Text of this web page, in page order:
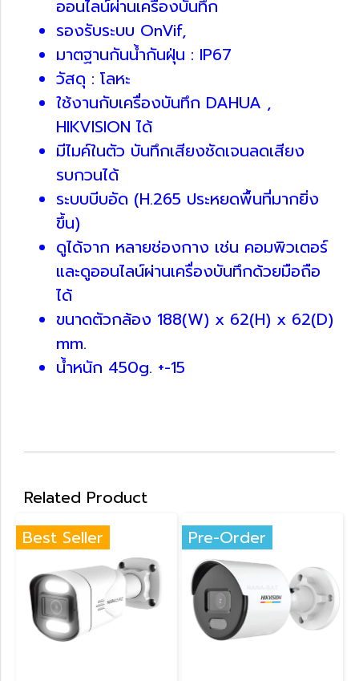
ออนไลน์ผ่านเครื่องบันทึก
รองรับระบบ OnVif,
มาตฐานกันน้ำกันฝุ่น : IP67
วัสดุ : โลหะ
ใช้งานกับเครื่องบันทึก DAHUA ,
HIKVISION ได้
มีไมค์ในตัว บันทึกเสียงชัดเจนลดเสียง
รบกวนได้
ระบบบีบอัด (H.265 ประหยดพื้นที่มากยิ่ง
ขึ้น)
ดูได้จาก หลายช่องกาง เช่น คอมพิวเตอร์
และดูออนไลน์ผ่านเครื่องบันทึกด้วยมือถือ
ได้
ขนาดตัวกล้อง 188(W) x 62(H) x 62(D)
mm.
น้ำหนัก 450g. +-15
Related Product
Best Seller
Pre-Order